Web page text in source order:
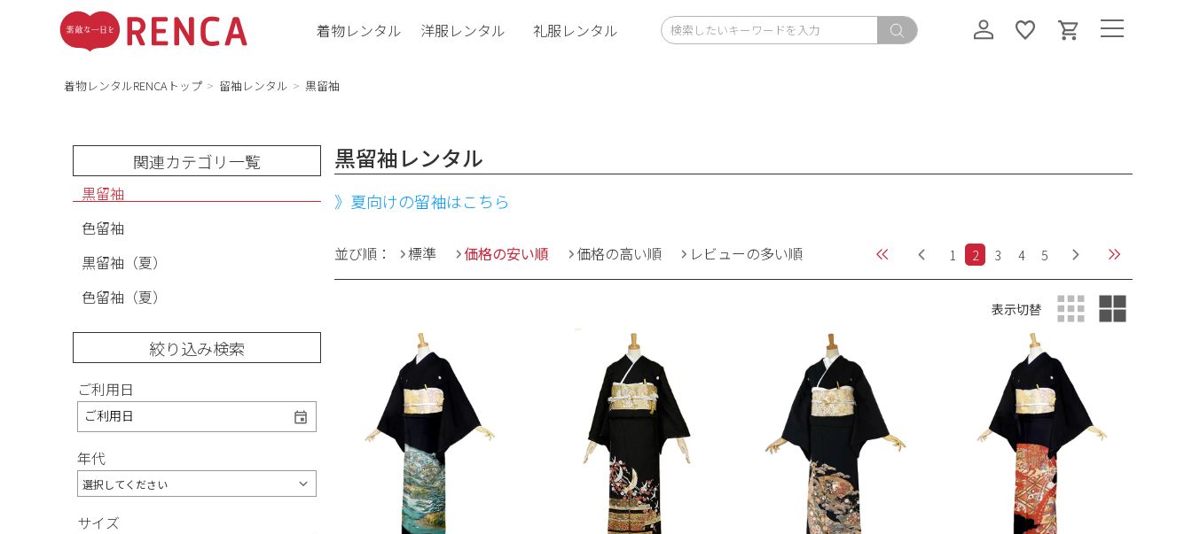
着物レンタル 洋服レンタル 礼服レンタル
着物レンタルRENCAトップ 留袖レンタル 黒留袖
関連カテゴリ一覧
黒留袖
色留袖
黒留袖（夏）
色留袖（夏）
絞り込み検索
ご利用日
ご利用日
年代
サイズ
黒留袖レンタル
》夏向けの留袖はこちら
並び順： 標準 価格の安い順 価格の高い順 レビューの多い順 1 2 3 4 5
表示切替